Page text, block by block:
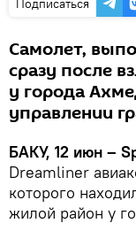
Подписаться
Самолет,
сразу после
у города
управлении
БАКУ, 12 июн –
Dreamliner
которого
жилой район у